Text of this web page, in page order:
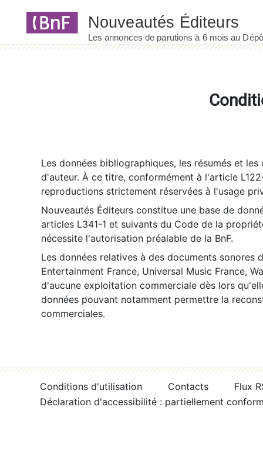
Les données bibliographiques, les résumés et
d'auteur. À ce titre, conformément à l'article
reproductions strictement réservées à l'usage
Nouveautés Éditeurs constitue une base de
articles L341-1 et suivants du Code de la
nécessite l'autorisation préalable de la BnF.
Les données relatives à des documents sonores
Entertainment France, Universal Music France,
d'aucune exploitation commerciale dès lors
données pouvant notamment permettre la
commerciales.
Conditions d'utilisation Contacts
Flux
Déclaration d'accessibilité : partiellement